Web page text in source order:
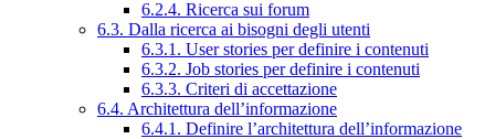
6.2.4. Ricerca sui forum
6.3. Dalla ricerca ai bisogni degli utenti
6.3.1. User stories per definire i contenuti
6.3.2. Job stories per definire i contenuti
6.3.3. Criteri di accettazione
6.4. Architettura dell’informazione
6.4.1. Definire l’architettura dell’informazione